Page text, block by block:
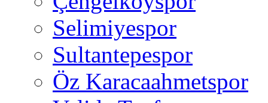
Selimiyespor
Sultantepespor
Öz Karacaahmetspor